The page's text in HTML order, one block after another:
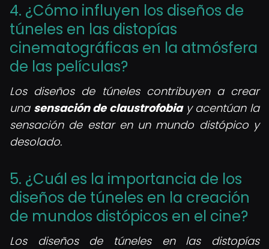
4. ¿Cómo influyen los diseños de
túneles en las distopías
cinematográficas en la atmósfera
de las películas?
Los diseños de túneles contribuyen a crear
una sensación de claustrofobiay acentúan la
sensación de estar en un mundo distópico y
desolado.
5. ¿Cuál es la importancia de los
diseños de túneles en la creación
de mundos distópicos en el cine?
Los diseños de túneles en las distopías